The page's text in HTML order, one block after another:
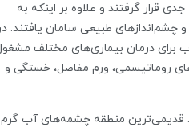
قرار گرفتند و علاوه بر اینکه به
طبیعی سامان یافتند.
برای درمان بیماری‌های مختلف
روماتیسمی، ورم مفاصل، خستگی و
قدیمی‌ترین منطقه چشمه‌های آب گرم